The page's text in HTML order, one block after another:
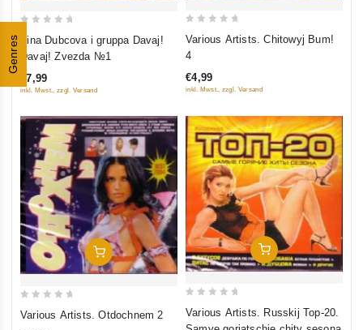
Genres
Irina Dubcova i gruppa Davaj!
Davaj! Zvezda №1
€7,99
inkl. Mwst., zzgl. Versand
5
Various Artists. Chitowyj Bum!
4
€4,99
inkl. Mwst., zzgl. Versand
In Den Warenkorb
Various Artists. Otdochnem 2
In Den Warenkorb
Various Artists. Russkij Top-20.